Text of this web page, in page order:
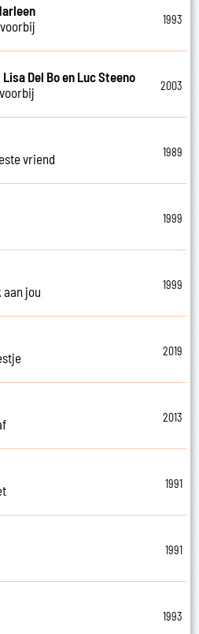
1993
Del Bo en Luc Steeno
2003
vriend
1989
1999
aan jou
1999
2019
2013
1991
1991
1993